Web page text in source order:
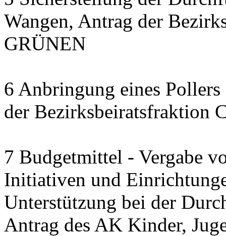
Wangen, Antrag der
GRÜNEN
6 Anbringung eines
der Bezirksbeiratsfraktion
7 Budgetmittel - Vergabe
Initiativen und
Unterstützung bei der
Antrag des AK Kinder,